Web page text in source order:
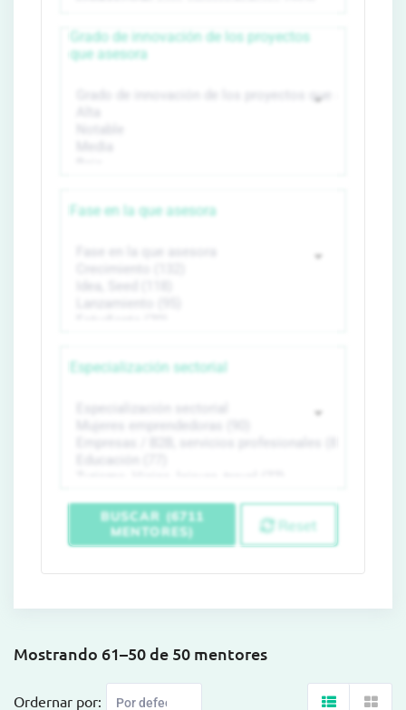
Grado de innovación de los proyectos
que asesora
Fase en la que asesora
Especialización sectorial
BUSCAR (6711
MENTORES)
Reset
Mostrando 61–50 de 50 mentores
Ordernar por: